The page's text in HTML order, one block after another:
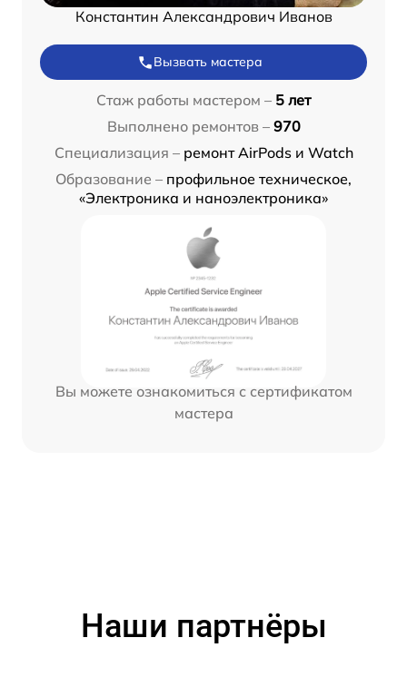
Константин Александрович Иванов
Вызвать мастера
Стаж работы мастером – 5 лет
Выполнено ремонтов – 970
Специализация – ремонт AirPods и Watch
Образование – профильное техническое,
«Электроника и наноэлектроника»
Вы можете ознакомиться с сертификатом
мастера
Наши партнёры